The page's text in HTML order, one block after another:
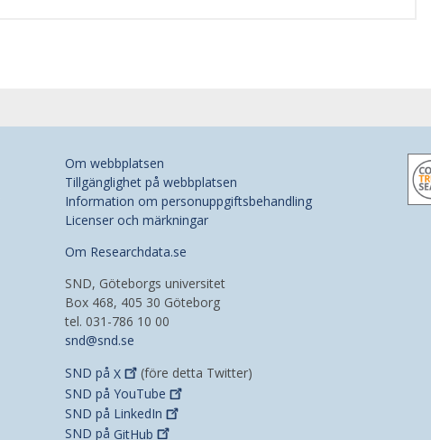
Om webbplatsen
Tillgänglighet på webbplatsen
Information om personuppgiftsbehandling
Licenser och märkningar
Om Researchdata.se
SND, Göteborgs universitet
Box 468, 405 30 Göteborg
tel. 031-786 10 00
snd@snd.se
SND på X
(före detta Twitter)
SND på YouTube
SND på LinkedIn
SND på GitHub